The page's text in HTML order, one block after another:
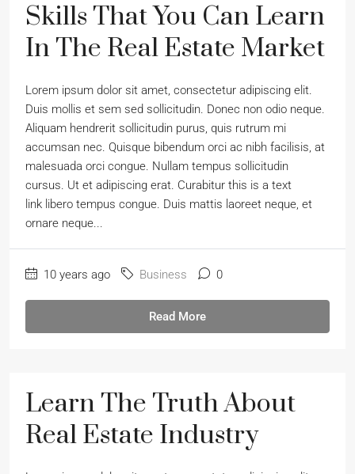
Skills That You Can Learn
In The Real Estate Market
Lorem ipsum dolor sit amet, consectetur adipiscing elit.
Duis mollis et sem sed sollicitudin. Donec non odio neque.
Aliquam hendrerit sollicitudin purus, quis rutrum mi
accumsan nec. Quisque bibendum orci ac nibh facilisis, at
malesuada orci congue. Nullam tempus sollicitudin
cursus. Ut et adipiscing erat. Curabitur this is a text
link libero tempus congue. Duis mattis laoreet neque, et
ornare neque...
10 years ago Business 0
Read More
Learn The Truth About
Real Estate Industry